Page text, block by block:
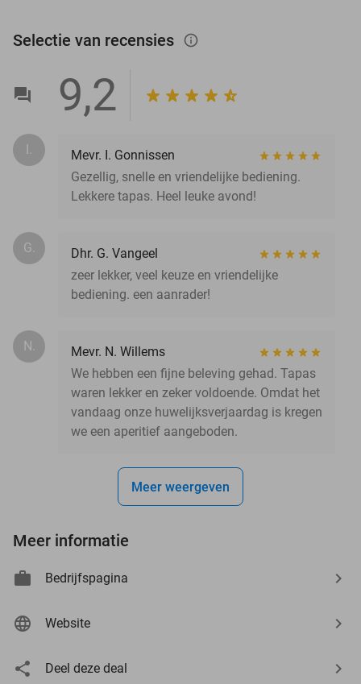
Selectie van recensies info_outlined
9,2
I.
Mevr. I. Gonnissen
Gezellig, snelle en vriendelijke bediening.
Lekkere tapas. Heel leuke avond!
G.
Dhr. G. Vangeel
zeer lekker, veel keuze en vriendelijke
bediening. een aanrader!
N.
Mevr. N. Willems
We hebben een fijne beleving gehad. Tapas
waren lekker en zeker voldoende. Omdat het
vandaag onze huwelijksverjaardag is kregen
we een aperitief aangeboden.
Meer weergeven
Meer informatie
Bedrijfspagina
Website
Deel deze deal